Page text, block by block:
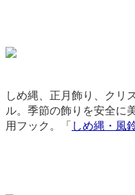
しめ縄、正月飾り、クリ
ル。季節の飾りを安全に
用フック。「 しめ縄・風